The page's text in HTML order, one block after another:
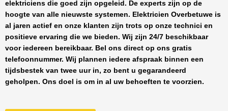
elektriciens die goed zijn opgeleid. De experts zijn op de
hoogte van alle nieuwste systemen. Elektricien Overbetuwe is
al jaren actief en onze klanten zijn trots op onze technici en
positieve ervaring die we bieden. Wij zijn 24/7 beschikbaar
voor iedereen bereikbaar. Bel ons direct op ons gratis
telefoonnummer. Wij plannen iedere afspraak binnen een
tijdsbestek van twee uur in, zo bent u gegarandeerd
geholpen. Ons doel is om in al uw behoeften te voorzien.